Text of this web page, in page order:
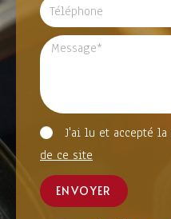
J'ai lu et accepté la
de ce site
ENVOYER